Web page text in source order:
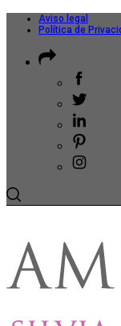
Aviso legal
Política de